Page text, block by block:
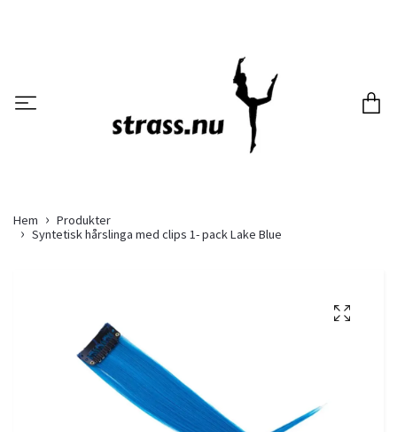
Hem
Produkter
Syntetisk hårslinga med clips 1- pack Lake Blue